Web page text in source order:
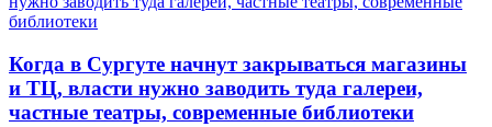
​Когда в Сургуте начнут закрываться магазины
и ТЦ, власти нужно заводить туда галереи,
частные театры, современные библиотеки